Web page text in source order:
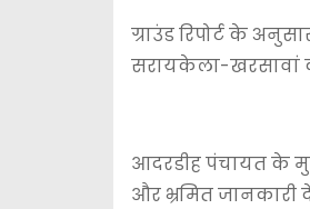
ग्राउंड रिपोर्ट के
सरायकेला-खरसावां
आदरडीह पंचायत के
और भ्रमित